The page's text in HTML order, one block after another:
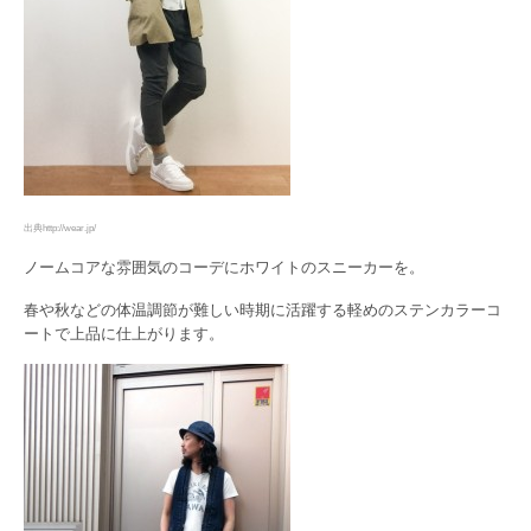
出典http://wear.jp/
ノームコアな雰囲気のコーデにホワイトのスニーカーを。
春や秋などの体温調節が難しい時期に活躍する軽めのステンカラーコ
ートで上品に仕上がります。